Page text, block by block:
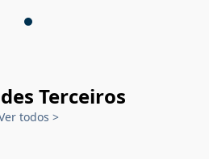
Terceiros
todos >